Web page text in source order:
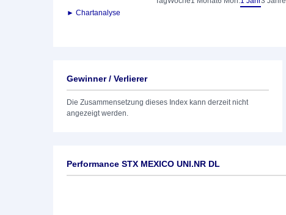
► Chartanalyse
Gewinner / Verlierer
Die Zusammensetzung dieses Index kann derzeit nicht
angezeigt werden.
Performance STX MEXICO UNI.NR DL